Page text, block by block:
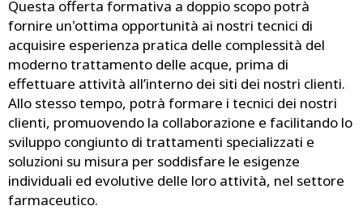
Questa offerta formativa a doppio scopo potrà
fornire un'ottima opportunità ai nostri tecnici di
acquisire esperienza pratica delle complessità del
moderno trattamento delle acque, prima di
effettuare attività all’interno dei siti dei nostri clienti.
Allo stesso tempo, potrà formare i tecnici dei nostri
clienti, promuovendo la collaborazione e facilitando lo
sviluppo congiunto di trattamenti specializzati e
soluzioni su misura per soddisfare le esigenze
individuali ed evolutive delle loro attività, nel settore
farmaceutico.